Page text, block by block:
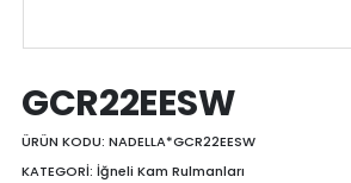
GCR22EESW
ÜRÜN KODU: NADELLA*GCR22EESW
KATEGORİ: İğneli Kam Rulmanları